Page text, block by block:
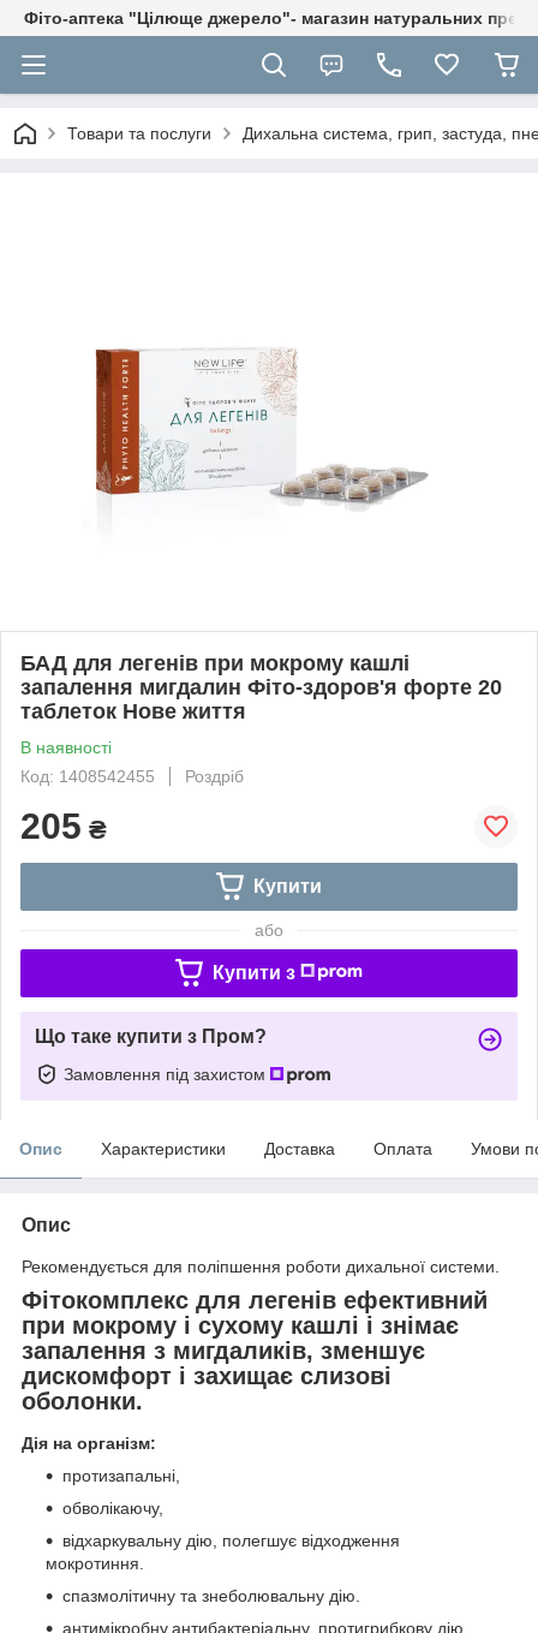
Фіто-аптека "Цілюще джерело"- магазин натуральних
Товари та послуги Дихальна система, грип, застуда,
БАД для легенів при мокрому кашлі
запалення мигдалин Фіто-здоров'я форте 20
таблеток Нове життя
В наявності
Код: 1408542455
Роздріб
205 ₴
Купити
або
Купити з
Що таке купити з Пром?
Замовлення під захистом
Опис Характеристики Доставка Оплата Умови
Опис
Рекомендується для поліпшення роботи дихальної системи.
Фітокомплекс для легенів ефективний
при мокрому і сухому кашлі і знімає
запалення з мигдаликів, зменшує
дискомфорт і захищає слизові
оболонки.
Дія на організм:
протизапальні,
обволікаючу,
відхаркувальну дію, полегшує відходження
мокротиння.
спазмолітичну та знеболювальну дію.
антимікробну,антибактеріальну, протигрибкову дію.